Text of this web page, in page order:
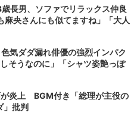
長男、ソファでリラックス仲良
央さんにも似てますね」「大人
気ダダ漏れ俳優の強烈インパク
そうなのに」「シャツ姿艶っぽ
炎上 BGM付き「総理が主役の
」批判